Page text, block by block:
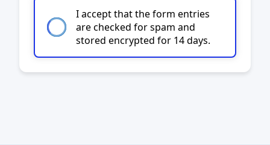
I accept that the form entries
are checked for spam and
stored encrypted for 14 days.